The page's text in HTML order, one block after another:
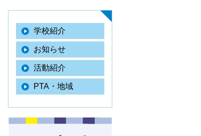
学校紹介
お知らせ
活動紹介
PTA・地域